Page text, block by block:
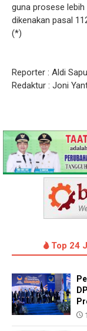
guna prosese lebih
dikenakan pasal
(*)
Reporter : Aldi
Redaktur : Joni
Top 24